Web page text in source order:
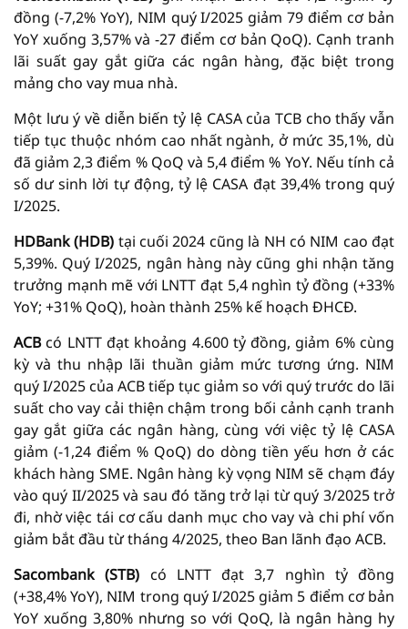
đồng (-7,2% YoY), NIM quý I/2025 giảm 79 điểm cơ bản
YoY xuống 3,57% và -27 điểm cơ bản QoQ). Cạnh tranh
lãi suất gay gắt giữa các ngân hàng, đặc biệt trong
mảng cho vay mua nhà.
Một lưu ý về diễn biến tỷ lệ CASA của TCB cho thấy vẫn
tiếp tục thuộc nhóm cao nhất ngành, ở mức 35,1%, dù
đã giảm 2,3 điểm % QoQ và 5,4 điểm % YoY. Nếu tính cả
số dư sinh lời tự động, tỷ lệ CASA đạt 39,4% trong quý
I/2025.
HDBank (HDB) tại cuối 2024 cũng là NH có NIM cao đạt
5,39%. Quý I/2025, ngân hàng này cũng ghi nhận tăng
trưởng mạnh mẽ với LNTT đạt 5,4 nghìn tỷ đồng (+33%
YoY; +31% QoQ), hoàn thành 25% kế hoạch ĐHCĐ.
ACBcó LNTT đạt khoảng 4.600 tỷ đồng, giảm 6% cùng
kỳ và thu nhập lãi thuần giảm mức tương ứng. NIM
quý I/2025 của ACB tiếp tục giảm so với quý trước do lãi
suất cho vay cải thiện chậm trong bối cảnh cạnh tranh
gay gắt giữa các ngân hàng, cùng với việc tỷ lệ CASA
giảm (-1,24 điểm % QoQ) do dòng tiền yếu hơn ở các
khách hàng SME. Ngân hàng kỳ vọng NIM sẽ chạm đáy
vào quý II/2025 và sau đó tăng trở lại từ quý 3/2025 trở
đi, nhờ việc tái cơ cấu danh mục cho vay và chi phí vốn
giảm bắt đầu từ tháng 4/2025, theo Ban lãnh đạo ACB.
Sacombank (STB) có LNTT đạt 3,7 nghìn tỷ đồng
(+38,4% YoY), NIM trong quý I/2025 giảm 5 điểm cơ bản
YoY xuống 3,80% nhưng so với QoQ, là ngân hàng hy